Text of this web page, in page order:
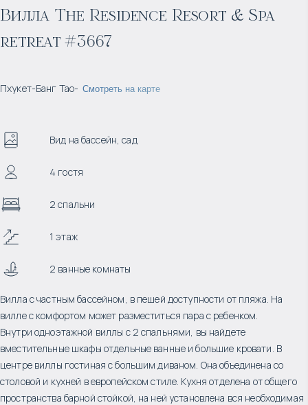
Вилла The Residence Resort & Spa
retreat #3667
Пхукет-Банг Тао- Смотреть на карте
Вид на бассейн, сад
4 гостя
2 спальни
1 этаж
2 ванные комнаты
Вилла с частным бассейном, в пешей доступности от пляжа. На
вилле с комфортом может разместиться пара с ребенком.
Внутри одноэтажной виллы с 2 спальнями, вы найдете
вместительные шкафы отдельные ванные и большие кровати. В
центре виллы гостиная с большим диваном. Она объединена со
столовой и кухней в европейском стиле. Кухня отделена от общего
пространства барной стойкой, на ней установлена вся необходимая